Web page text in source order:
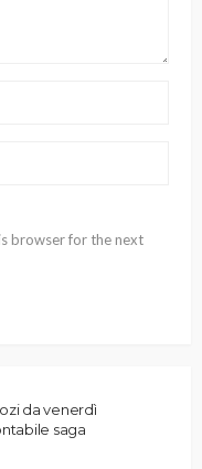
browser for the next
da venerdì
saga